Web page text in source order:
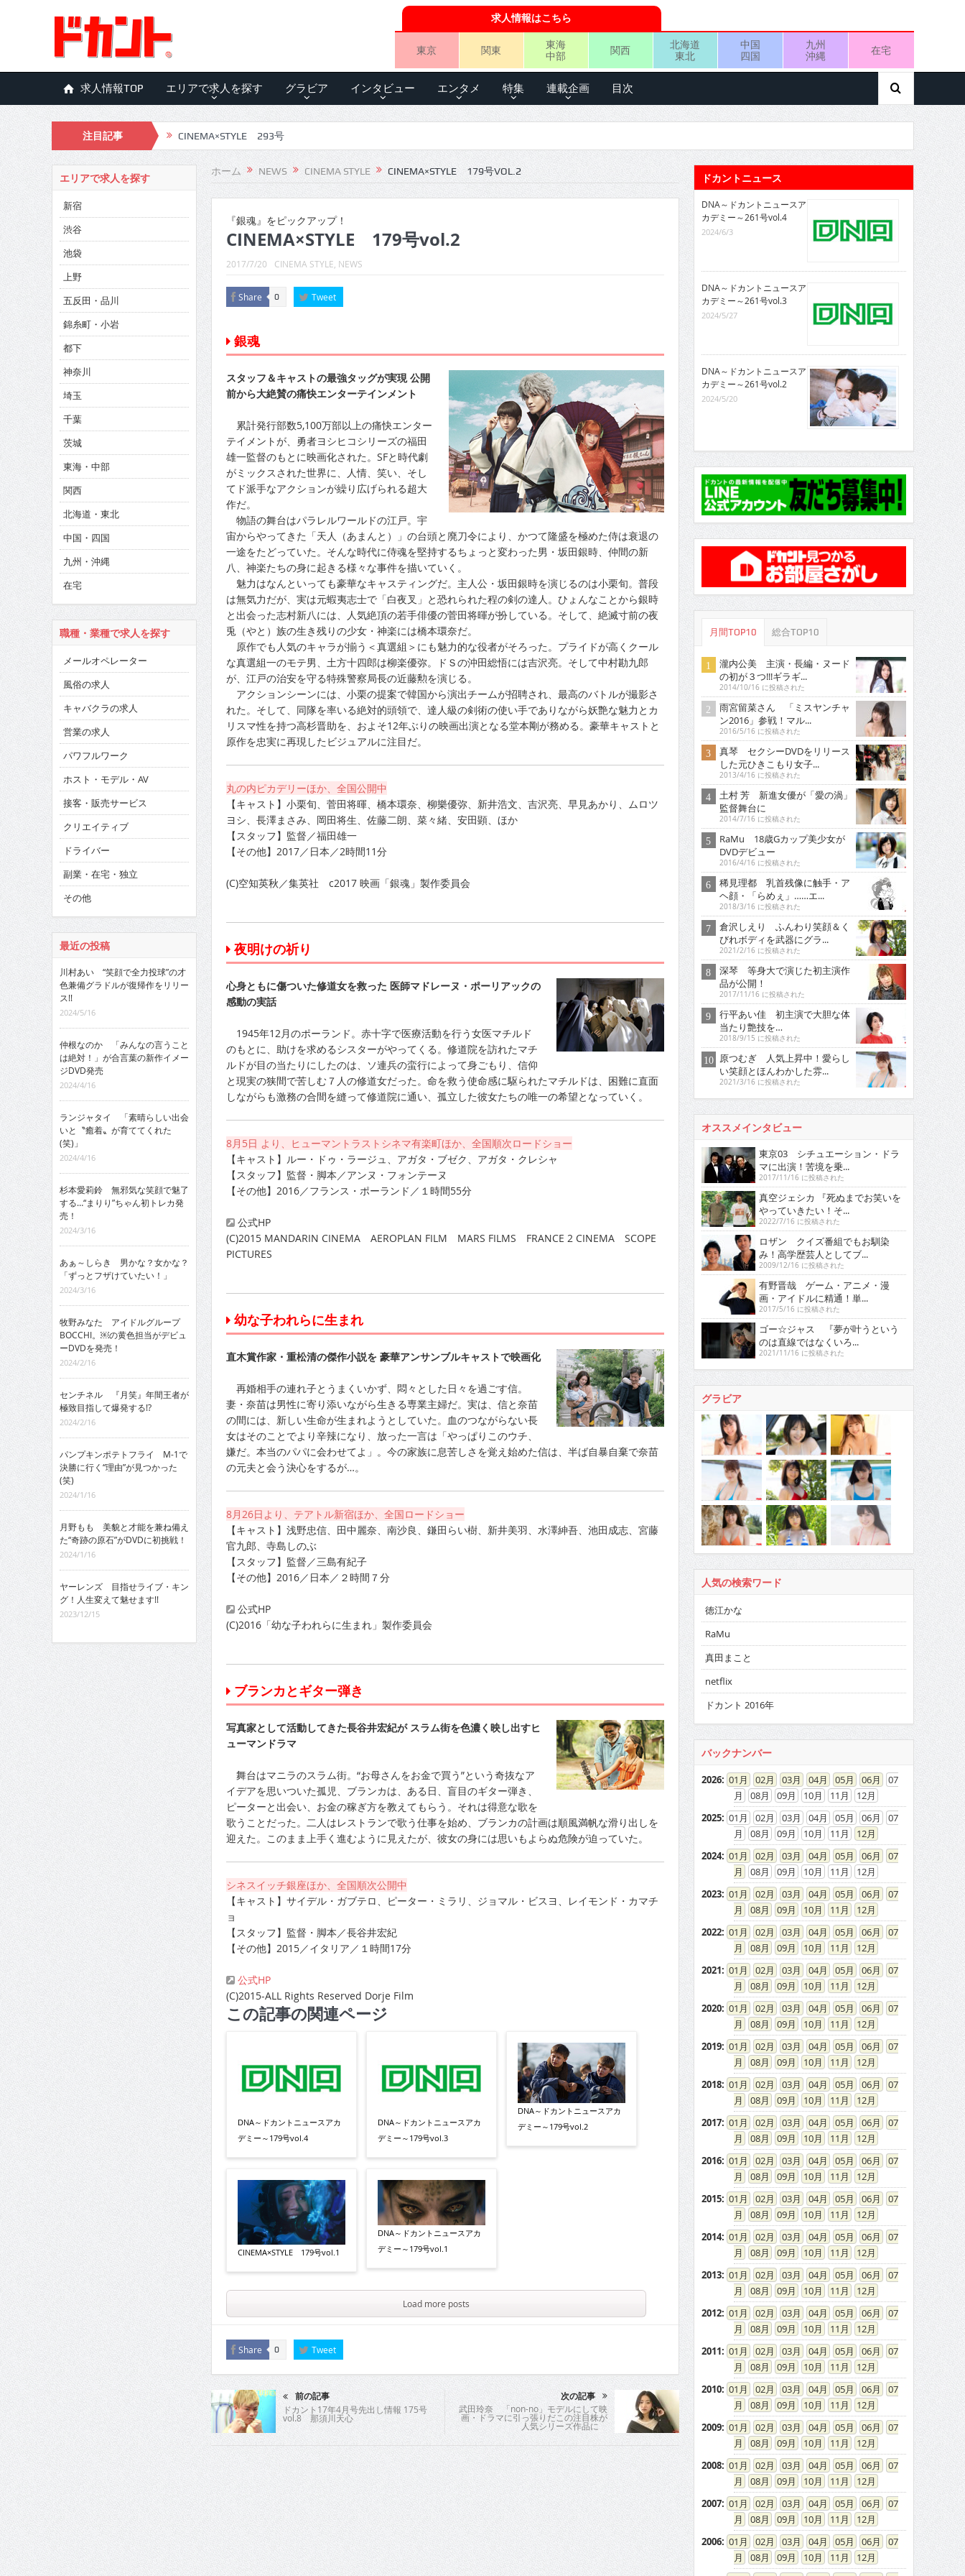
求人情報はこちら
東京 関東
東海
中部
関西
北海道
東北
中国
四国
九州
沖縄
在宅
求人情報TOP エリアで求人を探す グラビア インタビュー エンタメ 特集 連載企画 目次
注目記事 CINEMA×STYLE 293号
CINEMA×STYLE 292号
CINEMA×STYLE 291号
CINEMA×STYLE 290号
CINEMA×STYLE 289号
CINEMA×STYLE 288号
CINEMA×STYLE 287号
CINEMA×STYLE 286号
CINEMA×STYLE 285号
CINEMA×STYLE 294号
ホーム NEWS CINEMA STYLE CINEMA×STYLE 179号VOL.2
『銀魂』をピックアップ！
CINEMA×STYLE 179号vol.2
2017/7/20 CINEMA STYLE NEWS
Share 0 Tweet
銀魂
スタッフ＆キャストの最強タッグが実現 公開
前から大絶賛の痛快エンターテインメント
累計発行部数5,100万部以上の痛快エンター
テイメントが、勇者ヨシヒコシリーズの福田
雄一監督のもとに映画化された。SFと時代劇
がミックスされた世界に、人情、笑い、そし
てド派手なアクションが繰り広げられる超大
作だ。
物語の舞台はパラレルワールドの江戸。宇
宙からやってきた「天人（あまんと）」の台頭と廃刀令により、かつて隆盛を極めた侍は衰退の
一途をたどっていた。そんな時代に侍魂を堅持するちょっと変わった男・坂田銀時、仲間の新
八、神楽たちの身に起きる様々な事件を描いていく。
魅力はなんといっても豪華なキャスティングだ。主人公・坂田銀時を演じるのは小栗旬。普段
は無気力だが、実は元蝦夷志士で「白夜叉」と恐れられた程の剣の達人。ひょんなことから銀時
と出会った志村新八には、人気絶頂の若手俳優の菅田将暉が扮している。そして、絶滅寸前の夜
兎（やと）族の生き残りの少女・神楽には橋本環奈だ。
原作でも人気のキャラが揃う＜真選組＞にも魅力的な役者がそろった。プライドが高くクール
な真選組一のモテ男、土方十四郎は柳楽優弥。ドＳの沖田総悟には吉沢亮。そして中村勘九郎
が、江戸の治安を守る特殊警察局長の近藤勲を演じる。
アクションシーンには、小栗の提案で韓国から演出チームが招聘され、最高のバトルが撮影さ
れた。そして、同隊を率いる絶対的頭領で、達人級の剣術の使い手でありながら妖艶な魅力とカ
リスマ性を持つ高杉晋助を、およそ12年ぶりの映画出演となる堂本剛が務める。豪華キャストと
原作を忠実に再現したビジュアルに注目だ。
丸の内ピカデリーほか、全国公開中
【キャスト】小栗旬、菅田将暉、橋本環奈、柳樂優弥、新井浩文、吉沢亮、早見あかり、ムロツ
ヨシ、長澤まさみ、岡田将生、佐藤二朗、菜々緒、安田顕、ほか
【スタッフ】監督／福田雄一
【その他】2017／日本／2時間11分
(C)空知英秋／集英社 c2017 映画「銀魂」製作委員会
夜明けの祈り
心身ともに傷ついた修道女を救った 医師マドレーヌ・ポーリアックの
感動の実話
1945年12月のポーランド。赤十字で医療活動を行う女医マチルド
のもとに、助けを求めるシスターがやってくる。修道院を訪れたマチ
ルドが目の当たりにしたのは、ソ連兵の蛮行によって身ごもり、信仰
と現実の狭間で苦しむ７人の修道女だった。命を救う使命感に駆られたマチルドは、困難に直面
しながらも激務の合間を縫って修道院に通い、孤立した彼女たちの唯一の希望となっていく。
8月5日 より、ヒューマントラストシネマ有楽町ほか、全国順次ロードショー
【キャスト】ルー・ドゥ・ラージュ、アガタ・ブゼク、アガタ・クレシャ
【スタッフ】監督・脚本／アンヌ・フォンテーヌ
【その他】2016／フランス・ポーランド／１時間55分
公式HP
(C)2015 MANDARIN CINEMA AEROPLAN FILM MARS FILMS FRANCE 2 CINEMA SCOPE
PICTURES
幼な子われらに生まれ
直木賞作家・重松清の傑作小説を 豪華アンサンブルキャストで映画化
再婚相手の連れ子とうまくいかず、悶々とした日々を過ごす信。
妻・奈苗は男性に寄り添いながら生きる専業主婦だ。実は、信と奈苗
の間には、新しい生命が生まれようとしていた。血のつながらない長
女はそのことでより辛辣になり、放った一言は「やっぱりこのウチ、
嫌だ。本当のパパに会わせてよ」。今の家族に息苦しさを覚え始めた信は、半ば自暴自棄で奈苗
の元夫と会う決心をするが…。
8月26日より、テアトル新宿ほか、全国ロードショー
【キャスト】浅野忠信、田中麗奈、南沙良、鎌田らい樹、新井美羽、水澤紳吾、池田成志、宮藤
官九郎、寺島しのぶ
【スタッフ】監督／三島有紀子
【その他】2016／日本／２時間７分
公式HP
(C)2016「幼な子われらに生まれ」製作委員会
ブランカとギター弾き
写真家として活動してきた長谷井宏紀が スラム街を色濃く映し出すヒ
ューマンドラマ
舞台はマニラのスラム街。“お母さんをお金で買う”という奇抜なア
イデアを思いついた孤児、ブランカは、ある日、盲目のギター弾き、
ピーターと出会い、お金の稼ぎ方を教えてもらう。それは得意な歌を
歌うことだった。二人はレストランで歌う仕事を始め、ブランカの計画は順風満帆な滑り出しを
迎えた。このまま上手く進むように見えたが、彼女の身には思いもよらぬ危険が迫っていた。
シネスイッチ銀座ほか、全国順次公開中
【キャスト】サイデル・ガブテロ、ピーター・ミラリ、ジョマル・ビスヨ、レイモンド・カマチ
ョ
【スタッフ】監督・脚本／長谷井宏紀
【その他】2015／イタリア／１時間17分
公式HP
(C)2015-ALL Rights Reserved Dorje Film
この記事の関連ページ
DNA～ドカントニュースアカ
デミー～179号vol.4
CINEMA×STYLE 179号vol.1
DNA～ドカントニュースアカ
デミー～179号vol.3
DNA～ドカントニュースアカ
デミー～179号vol.1
DNA～ドカントニュースアカ
デミー～179号vol.2
Load more posts
Share 0 Tweet
前の記事
ドカント17年4月号先出し情報 175号
vol.8 那須川天心
次の記事
武田玲奈 「non-no」モデルにして映
画・ドラマに引っ張りだこの注目株が
人気シリーズ作品に
エリアで求人を探す
新宿
渋谷
池袋
上野
五反田・品川
錦糸町・小岩
都下
神奈川
埼玉
千葉
茨城
東海・中部
関西
北海道・東北
中国・四国
九州・沖縄
在宅
職種・業種で求人を探す
メールオペレーター
風俗の求人
キャバクラの求人
営業の求人
パワフルワーク
ホスト・モデル・AV
接客・販売サービス
クリエイティブ
ドライバー
副業・在宅・独立
その他
最近の投稿
川村あい “笑顔で全力投球”の才
色兼備グラドルが復帰作をリリー
ス!!
2024/5/16
仲根なのか 「みんなの言うこと
は絶対！」が合言葉の新作イメー
ジDVD発売
2024/4/16
ランジャタイ 「素晴らしい出会
いと〝癒着〟が育ててくれた
(笑)」
2024/4/16
杉本愛莉鈴 無邪気な笑顔で魅了
する…“まりり”ちゃん初トレカ発
売！
2024/3/16
あぁ～しらき 男かな？女かな？
「ずっとフザけていたい！」
2024/3/16
牧野みなた アイドルグループ
BOCCHI。￼の黄色担当がデビュ
ーDVDを発売！
2024/2/16
センチネル 『月笑』年間王者が
極致目指して爆発する!?
2024/2/16
パンプキンポテトフライ M-1で
決勝に行く“理由”が見つかった
(笑)
2024/1/16
月野もも 美貌と才能を兼ね備え
た“奇跡の原石”がDVDに初挑戦！
2024/1/16
ヤーレンズ 目指せライブ・キン
グ！人生変えて魅せます!!
2023/12/15
ドカントニュース
DNA～ドカントニュースア
カデミー～261号vol.4
2024/6/3
DNA～ドカントニュースア
カデミー～261号vol.3
2024/5/27
DNA～ドカントニュースア
カデミー～261号vol.2
2024/5/20
月間TOP10 総合TOP10
瀧内公美 主演・長編・ヌード
の初が３つ!!!ギラギ...
2014/10/16 に投稿された
雨宮留菜さん 「ミスヤンチャ
ン2016」参戦！マル...
2016/5/16 に投稿された
真琴 セクシーDVDをリリース
した元ひきこもり女子...
2013/4/16 に投稿された
土村 芳 新進女優が「愛の渦」
監督舞台に
2014/7/16 に投稿された
RaMu 18歳Gカップ美少女が
DVDデビュー
2016/4/16 に投稿された
稀見理都 乳首残像に触手・ア
ヘ顔・「らめぇ」……エ...
2018/3/16 に投稿された
倉沢しえり ふんわり笑顔＆く
びれボディを武器にグラ...
2021/2/16 に投稿された
深琴 等身大で演じた初主演作
品が公開！
2017/11/16 に投稿された
行平あい佳 初主演で大胆な体
当たり艶技を…
2018/9/15 に投稿された
原つむぎ 人気上昇中！愛らし
い笑顔とほんわかした雰...
2021/3/16 に投稿された
オススメインタビュー
東京03 シチュエーション・ドラ
マに出演！苦境を乗...
2017/11/16 に投稿された
真空ジェシカ 『死ぬまでお笑いを
やっていきたい！そ...
2022/7/16 に投稿された
ロザン クイズ番組でもお馴染
み！高学歴芸人としてブ...
2009/12/16 に投稿された
有野晋哉 ゲーム・アニメ・漫
画・アイドルに精通！単...
2017/5/16 に投稿された
ゴー☆ジャス 『夢が叶うという
のは直線ではなくいろ...
2021/11/16 に投稿された
グラビア
人気の検索ワード
徳江かな
RaMu
真田まこと
netflix
ドカント 2016年
バックナンバー
2026: 01 02 03 04 05 06
07
08
09 10 11
12
2025: 01 02 03 04 05 06
07
08
09 10 11
12
2024: 01 02 03 04 05 06
07
08
09 10 11
12
2023: 01 02 03 04 05 06
07
08
09 10 11
12
2022: 01 02 03 04 05 06
07
08
09 10 11
12
2021: 01 02 03 04 05 06
07
08
09 10 11
12
2020: 01 02 03 04 05 06
07
08
09 10 11
12
2019: 01 02 03 04 05 06
07
08
09 10 11
12
2018: 01 02 03 04 05 06
07
08
09 10 11
12
2017: 01 02 03 04 05 06
07
08
09 10 11
12
2016: 01 02 03 04 05 06
07
08
09 10 11
12
2015: 01 02 03 04 05 06
07
08
09 10 11
12
2014: 01 02 03 04 05 06
07
08
09 10 11
12
2013: 01 02 03 04 05 06
07
08
09 10 11
12
2012: 01 02 03 04 05 06
07
08
09 10 11
12
2011: 01 02 03 04 05 06
07
08
09 10 11
12
2010: 01 02 03 04 05 06
07
08
09 10 11
12
2009: 01 02 03 04 05 06
07
08
09 10 11
12
2008: 01 02 03 04 05 06
07
08
09 10 11
12
2007: 01 02 03 04 05 06
07
08
09 10 11
12
2006: 01 02 03 04 05 06
07
08
09 10 11
12